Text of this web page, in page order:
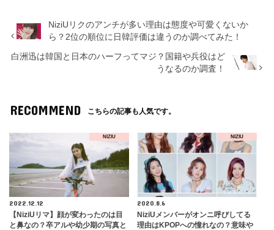
NiziUリクのアンチが多い理由は態度や可愛くないか
ら？2位の順位に日韓評価は違うのか調べてみた！
白洲迅は韓国と日本のハーフってマジ？国籍や兵役はど
うなるのか調査！
RECOMMEND こちらの記事も人気です。
NIZIU
2022.12.12
【NiziUリマ】顔が変わったのは目
と鼻なの？卒アルや幼少期の写真と
NIZIU
2020.8.6
NiziUメンバーがオンニ呼びしてる
理由はKPOPへの憧れなの？意味や